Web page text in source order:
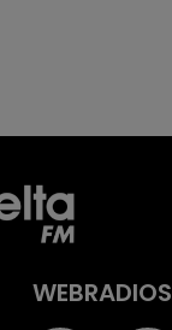
WEBRADIOS